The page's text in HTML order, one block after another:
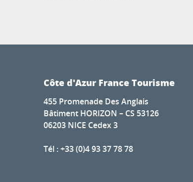
Côte d'Azur France Tourisme
455 Promenade Des Anglais
Bâtiment HORIZON – CS 53126
06203 NICE Cedex 3
Tél : +33 (0)4 93 37 78 78